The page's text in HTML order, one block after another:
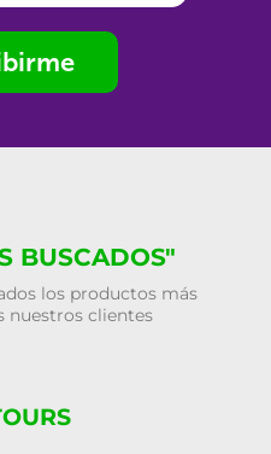
BUSCADOS"
los productos más
nuestros clientes